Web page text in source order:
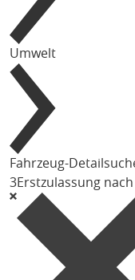
Umwelt
Fahrzeug-
3Erstzulassung